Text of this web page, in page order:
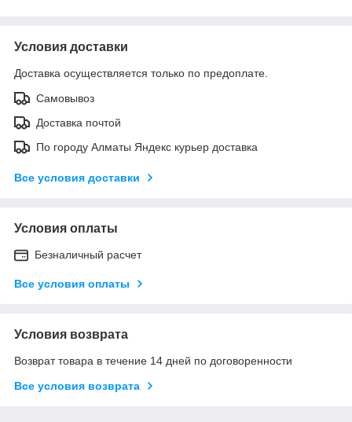
Условия доставки
Доставка осуществляется только по предоплате.
Самовывоз
Доставка почтой
По городу Алматы Яндекс курьер доставка
Все условия доставки
Условия оплаты
Безналичный расчет
Все условия оплаты
Условия возврата
Возврат товара в течение 14 дней по договоренности
Все условия возврата